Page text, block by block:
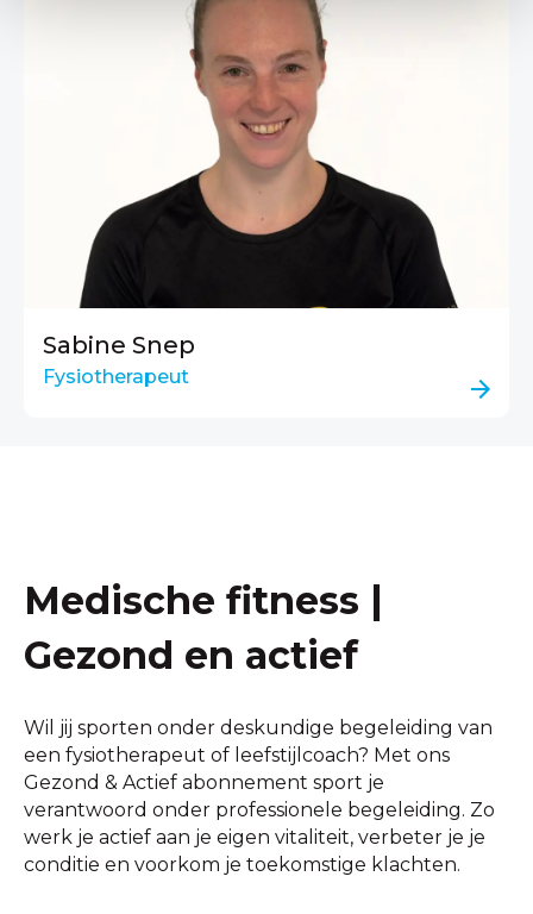
Sabine Snep
Fysiotherapeut
Medische fitness |
Gezond en actief
Wil jij sporten onder deskundige begeleiding van
een fysiotherapeut of leefstijlcoach? Met ons
Gezond & Actief abonnement sport je
verantwoord onder professionele begeleiding. Zo
werk je actief aan je eigen vitaliteit, verbeter je je
conditie en voorkom je toekomstige klachten.